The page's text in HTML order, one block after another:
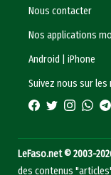
Nous contacter
Nos applications
Android
|iPhone
Suivez nous sur les
LeFaso.net © 2003-
des contenus